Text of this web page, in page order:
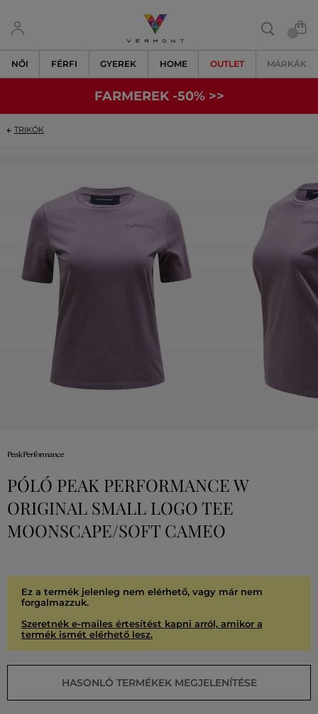
NŐI FÉRFI GYEREK HOME OUTLET MÁRKÁK
FARMEREK -50% >>
TRIKÓK
PÓLÓ PEAK PERFORMANCE W
ORIGINAL SMALL LOGO TEE
MOONSCAPE/SOFT CAMEO
Ez a termék jelenleg nem elérhető, vagy már nem
forgalmazzuk.
Szeretnék e-mailes értesítést kapni arról, amikor a
termék ismét elérhető lesz.
HASONLÓ TERMÉKEK MEGJELENÍTÉSE